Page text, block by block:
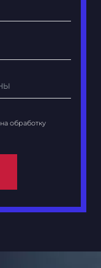
на обработку